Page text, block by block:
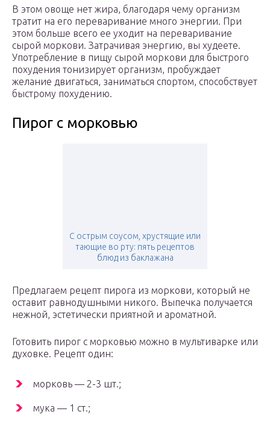
В этом овоще нет жира, благодаря чему организм
тратит на его переваривание много энергии. При
этом больше всего ее уходит на переваривание
сырой моркови. Затрачивая энергию, вы худеете.
Употребление в пищу сырой моркови для быстрого
похудения тонизирует организм, пробуждает
желание двигаться, заниматься спортом, способствует
быстрому похудению.
Пирог с морковью
С острым соусом, хрустящие или
тающие во рту: пять рецептов
блюд из баклажана
Предлагаем рецепт пирога из моркови, который не
оставит равнодушными никого. Выпечка получается
нежной, эстетически приятной и ароматной.
Готовить пирог с морковью можно в мультиварке или
духовке. Рецепт один:
морковь — 2-3 шт.;
мука — 1 ст.;